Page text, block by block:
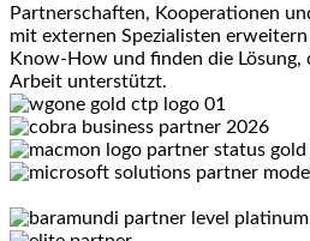
Partnerschaften, Kooperationen
mit externen Spezialisten
Know-How und finden die Lösung,
Arbeit unterstützt.